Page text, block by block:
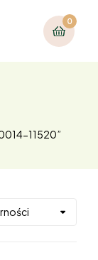
0
11520”